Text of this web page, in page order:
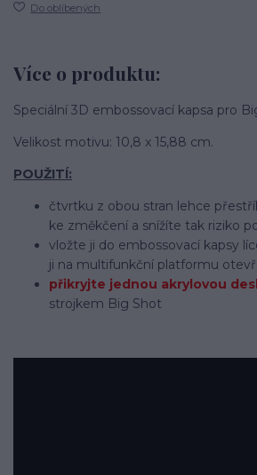
Do oblíbených
Více o produktu:
Speciální 3D embossovací kapsa pro
Velikost motivu: 10,8 x 15,88 cm.
POUŽITÍ:
čtvrtku z obou stran lehce
ke změkčení a snížíte tak riziko
vložte ji do embossovací kapsy
ji na multifunkční platformu
přikryjte jednou akrylovou
strojkem Big Shot